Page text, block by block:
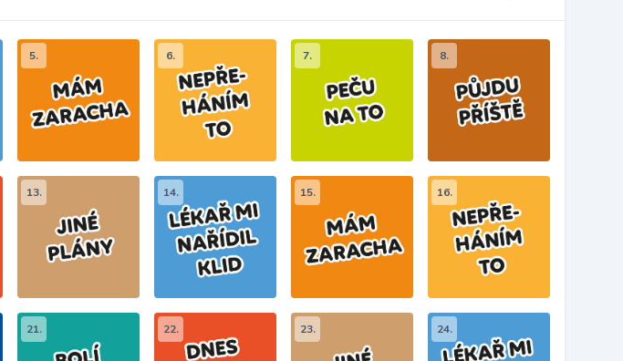
5. 6. 7. 8.
13. 14. 15. 16.
21. 22. 23. 24.